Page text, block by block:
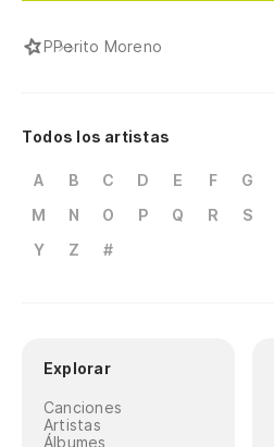
PPerito Moreno
Todos los artistas
A B C D E F G
M
N O P Q R S
Y
Z #
Explorar
Canciones
Artistas
Álbumes